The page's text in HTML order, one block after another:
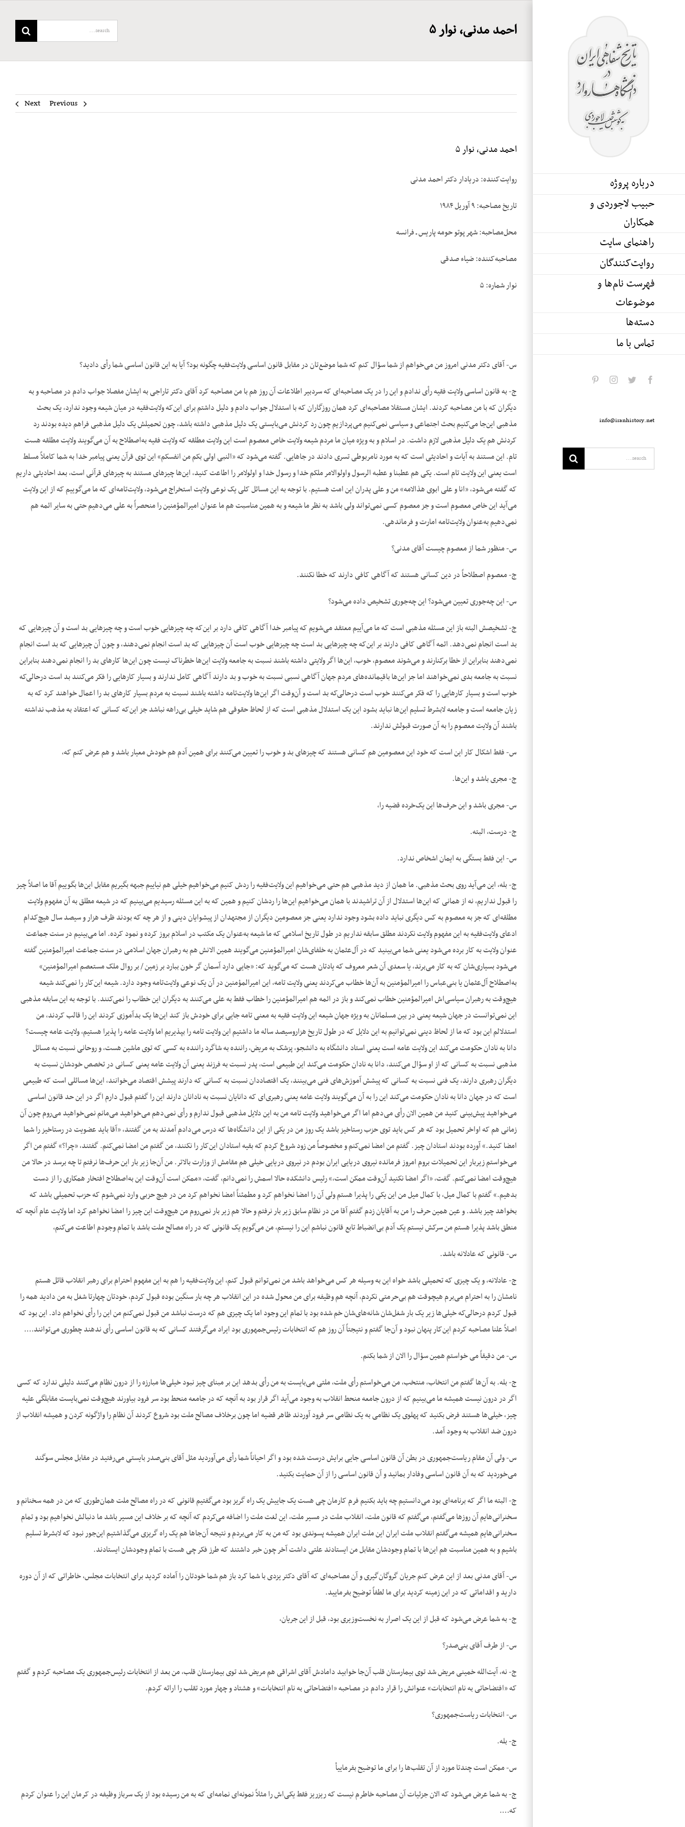
درباره پروژه
حبیب لاجوردی و
همکاران
راهنمای سایت
روایت‌کنندگان
فهرست نام‌ها و
موضوعات
دسته‌ها
تماس با ما
facebook
twitter
instagram
info@iranhistory.net
احمد مدنی، نوار ۵
Search
for:
Previous
Next
احمد مدنی، نوار ۵
روایت‌کننده: دریادار دکتر احمد مدنی
تاریخ مصاحبه: ۹ آوریل ۱۹۸۴
محل‌مصاحبه: شهر پوتو حومه پاریس ـ فرانسه
مصاحبه‌کننده: ضیاء صدقی
نوار شماره: ۵
س- آقای دکتر مدنی امروز من می‌خواهم از شما سؤال کنم که شما موضع‌تان در مقابل قانون اساسی ولایت‌فقیه چگونه بود؟ آیا به این قانون اساسی شما رأی دادید؟
ج- به قانون اساسی ولایت فقیه رأی ندادم و این را در یک مصاحبه‌ای که سردبیر اطلاعات آن روز هم با من مصاحبه کرد آقای دکتر تاراجی به ایشان مفصلا جواب دادم در مصاحبه و به
دیگران که با من مصاحبه کردند. ایشان مستقلا مصاحبه‌ای کرد همان روزگاران که با استدلال جواب دادم و دلیل داشتم برای این‌که ولایت‌فقیه در میان شیعه وجود ندارد، یک بحث
مذهبی این‌جا می‌کنیم بحث اجتماعی و سیاسی نمی‌کنیم می‌پردازیم چون رد کردنش می‌بایستی یک دلیل مذهبی داشته باشد، چون تحمیلش یک دلیل مذهبی فراهم دیده بودند رد
کردنش هم یک دلیل مذهبی لازم داشت. در اسلام و به ویژه میان ما مردم شیعه ولایت خاص معصوم است این ولایت مطلقه که ولایت فقیه به‌اصطلاح به آن می‌گویند ولایت مطلقه هست
تام. این مستند به آیات و احادیثی است که به مورد نامربوطی تسری دادند در جاهایی. گفته می‌شود که «النبی اولی بکم من انفسکم» این توی قرآن یعنی پیامبر خدا به شما کاملاً مسلط
است یعنی این ولایت تام است. یکی هم عطبنا و عطبه الرسول واولوالامر ملکم خدا و رسول خدا و اولولامر را اطاعت کنید، این‌ها چیزهای مستند به چیزهای قرآنی است، بعد احادیثی داریم
که گفته می‌شود، «انا و علی ابوی هذالامه» من و علی پدران این امت هستیم. با توجه به این مسائل کلی یک نوعی ولایت استخراج می‌شود، ولایت‌تامه‌ای که ما می‌گوییم که از این ولایت
می‌آید این خاص معصوم است و جز معصوم کسی نمی‌تواند ولی باشد به نظر ما شیعه و به همین مناسبت هم ما عنوان امیرالمؤمنین را منحصراً به علی می‌دهیم حتی به سایر ائمه هم
نمی‌دهیم به‌عنوان ولایت‌تامه امارت و فرماندهی.
س- منظور شما از معصوم چیست آقای مدنی؟
ج- معصوم اصطلاحاً در دین کسانی هستند که آگاهی کافی دارند که خطا نکنند.
س- این چه‌جوری تعیین می‌شود؟ این چه‌جوری تشخیص داده می‌شود؟
ج- تشخیصش البته باز این مسئله مذهبی است که ما می‌آییم معتقد می‌شویم که پیامبر خدا آگاهی کافی دارد بر این‌که چه چیزهایی خوب است و چه چیزهایی بد است و آن چیزهایی که
بد است انجام نمی‌دهد. ائمه آگاهی کافی دارند بر این‌که چه چیزهایی بد است چه چیزهایی خوب است آن چیزهایی که بد است انجام نمی‌دهند، و چون آن چیزهایی که بد است انجام
نمی‌دهند بنابراین از خطا برکنارند و می‌شوند معصوم، خوب، این‌ها اگر ولایتی داشته باشند نسبت به جامعه ولایت این‌ها خطرناک نیست چون این‌ها کارهای بد را انجام نمی‌دهند بنابراین
نسبت به جامعه بدی نمی‌خواهند اما جز این‌ها باقیمانده‌های مردم جهان آگاهی نسبی نسبت به خوب و بد دارند آگاهی کامل ندارند و بسیار کارهایی را فکر می‌کنند بد است درحالی‌که
خوب است و بسیار کارهایی را که فکر می‌کنند خوب است درحالی‌که بد است و آن‌وقت اگر این‌ها ولایت‌تامه داشته باشند نسبت به مردم بسیار کارهای بد را اعمال خواهند کرد که به
زیان جامعه است و جامعه لابشرط تسلیم این‌ها نباید بشود این یک استدلال مذهبی است که از لحاظ حقوقی هم شاید خیلی بی‌راهه نباشد جز این‌که کسانی که اعتقاد به مذهب نداشته
باشند آن ولایت معصوم را به آن صورت قبولش ندارند.
س- فقط اشکال کار این است که خود این معصومین هم کسانی هستند که چیزهای بد و خوب را تعیین می‌کنند برای همین آدم هم خودش معیار باشد و هم عرض کنم که،
ج- مجری باشد و این‌ها.
س- مجری باشد و این حرف‌ها این یک‌خرده قضیه را،
ج- درست، البته.
س- این فقط بستگی به ایمان اشخاص ندارد.
ج- بله، این می‌آید روی بحث مذهبی. ما همان از دید مذهبی هم حتی می‌خواهیم این ولایت‌فقیه را ردش کنیم می‌خواهیم خیلی هم نیاییم جبهه بگیریم مقابل این‌ها بگوییم آقا ما اصلاً چیز
را قبول نداریم، نه از همانی که این‌ها استدلال از آن تراشیدند با همان می‌خواهیم این‌ها را ردشان کنیم و همین که به این مسئله رسیدیم می‌بینیم که در شیعه مطلق به آن مفهوم ولایت
مطلقه‌ای که جز به معصوم به کس دیگری نباید داده بشود وجود ندارد یعنی جز معصومین دیگران از مجتهدان از پیشوایان دینی و از هر چه که بودند ظرف هزار و سیصد سال هیچ‌کدام
ادعای ولایت‌فقیه به این مفهوم ولایت‌ نکردند مطلق سابقه نداریم در طول تاریخ اسلامی که ما شیعه به‌عنوان یک مکتب در اسلام بروز کرده و نمود کرده. اما می‌بینیم در سنت جماعت
عنوان ولایت به کار برده می‌شود یعنی شما می‌بینید که در آل‌عثمان به خلفای‌شان امیرالمؤمنین می‌گویند همین الانش هم به رهبران جهان اسلامی در سنت جماعت امیرالمؤمنین گفته
می‌شود بسیاری‌شان که به کار می‌برند، یا سعدی آن شعر معروف که یادتان هست که می‌گوید که: «جایی دارد آسمان گر خون ببارد بر زمین / بر روال ملک مستعصم امیرالمؤمنین»
به‌اصطلاح آل‌عثمان یا بنی‌عباس را امیرالمؤمنین به آن‌ها خطاب می‌کردند یعنی ولایت تامه، این امیرالمؤمنین در آن یک نوعی ولایت‌تامه وجود دارد. شیعه این‌کار را نمی‌کند شیعه
هیچ‌وقت به رهبران سیاسی‌اش امیرالمؤمنین خطاب نمی‌کند و باز در ائمه هم امیرالمؤمنین را خطاب فقط به علی می‌کنند به دیگران این خطاب را نمی‌کنند. با توجه به این سابقه مذهبی
این نمی‌توانست در جهان شیعه یعنی در بین مسلمانان به ویژه جهان شیعه این ولایت فقیه به معنی تامه جایی برای خودش باز کند این‌ها یک بدآموزی کردند این را قالب کردند، من
استدلالم این بود که ما از لحاظ دینی نمی‌توانیم به این دلایل که در طول تاریخ هزاروسیصد ساله ما داشتیم این ولایت تامه را بپذیریم اما ولایت عامه را پذیرا هستیم، ولایت عامه چیست؟
دانا به نادان حکومت می‌کند این ولایت عامه است یعنی استاد دانشگاه به دانشجو، پزشک به مریض، راننده به شاگرد راننده به کسی که توی ماشین هست، و روحانی نسبت به مسائل
مذهبی نسبت به کسانی که از او سؤال می‌کنند، دانا به نادان حکومت می‌کند این طبیعی است، پدر نسبت به فرزند یعنی آن ولایت عامه یعنی کسانی در تخصص خودشان نسبت به
دیگران رهبری دارند، یک فنی نسبت به کسانی که پیشش آموزش‌های فنی می‌بینند، یک اقتصاددان نسبت به کسانی که دارند پیشش اقتصاد می‌خوانند، این‌ها مسائلی است که طبیعی
است که در جهان دانا به نادان حکومت می‌کند این را به آن می‌گویند ولایت‌ عامه یعنی رهبری‌ای که دانایان نسبت به نادانان دارند این را گفتم قبول دارم اگر در این حد قانون اساسی
می‌خواهید پیش‌بینی کنید من همین الان رأی می‌دهم اما اگر می‌خواهید ولایت تامه من به این دلایل مذهبی قبول ندارم و رأی نمی‌دهم می‌خواهید می‌مانم نمی‌خواهید می‌روم چون آن
زمانی هم که اواخر تحمیل بود که هر کس باید توی حزب رستاخیز باشد یک روز من در یکی از این دانشگاه‌ها که درس می‌دادم آمدند به من گفتند، «آقا باید عضویت در رستاخیز را شما
امضا کنید.» آورده بودند استادان چیز. گفتم من امضا نمی‌کنم و مخصوصاً من زود شروع کردم که بقیه استادان این‌کار را نکنند، من گفتم من امضا نمی‌کنم. گفتند، «چرا؟» گفتم من اگر
می‌خواستم زیربار این تحمیلات بروم امروز فرمانده نیروی دریایی ایران بودم در نیروی دریایی خیلی هم مقامش از وزارت بالاتر. من آن‌جا زیر بار این حرف‌ها نرفتم تا چه برسد در حالا من
هیچ‌وقت امضا نمی‌کنم. گفت، «اگر امضا نکنید آن‌وقت ممکن است،» رئیس دانشکده حالا اسمش را نمی‌دانم، گفت، «ممکن است آن‌وقت این به‌اصطلاح افتخار همکاری را از دست
بدهیم.» گفتم با کمال میل، با کمال میل من این یکی را پذیرا هستم ولی آن را امضا نخواهم کرد و مطمئناً امضا نخواهم کرد من در هیچ حزبی وارد نمی‌شوم که حزب تحمیلی باشد که
بخواهد چیز باشد. و عین همین حرف را من به آقایان زدم گفتم آقا من در نظام سابق زیر بار نرفتم و حالا هم زیر بار نمی‌روم من هیچ‌وقت این چیز را امضا نخواهم کرد اما ولایت عام آنچه که
منطق باشد پذیرا هستم من سرکش نیستم یک آدم بی‌انضباط تابع قانون نباشم این را نیستم، من می‌گویم یک قانونی که در راه مصالح ملت باشد با تمام وجودم اطاعت می‌کنم،
س- قانونی که عادلانه باشد.
ج- عادلانه، و یک چیزی که تحمیلی باشد خواه این به وسیله هر کس می‌خواهد باشد من نمی‌توانم قبول کنم، این ولایت‌فقیه را هم به این مفهوم احترام برای رهبر انقلاب قائل هستم
نامشان را به احترام می‌برم هیچوقت هم بی‌حرمتی نکردم، آنچه هم وظیفه برای من محول شده در این انقلاب هر چه بار سنگین بوده قبول کردم، خودتان چهارتا شغل به من دادید همه را
قبول کردم درحالی‌که خیلی‌ها زیر یک بار شغل‌شان شانه‌های‌شان خم شده بود با تمام این وجود اما یک چیزی هم که درست نباشد من قبول نمی‌کنم من این را رأی نخواهم داد. این بود که
اصلاً علنا مصاحبه کردم این‌کار پنهان نبود و آن‌جا گفتم و نتیجتاً آن روز هم که انتخابات رئیس‌جمهوری بود ایراد می‌گرفتند کسانی که به قانون اساسی رأی ندهند چطوری می‌توانند….
س- من دقیقاً می خواستم همین سؤال را الان از شما بکنم.
ج- بله. به آن‌ها گفتم من انتخاب، منتخب، من می‌خواستم رأی ملت، ملتی می‌بایست به من رأی بدهد این بر مبنای چیز نبود خیلی‌ها مبارزه را از درون نظام می‌کنند دلیلی ندارد که کسی
اگر در درون نیست همیشه ما می‌بینیم که از درون جامعه منحط انقلاب به وجود می‌آید اگر قرار بود به آنچه که در جامعه منحط بود سر فرود بیاورند هیچ‌وقت نمی‌بایست مقابلگی علیه
چیز، خیلی‌ها هستند فرض بکنید که پهلوی یک نظامی به یک نظامی سر فرود آوردند ظاهر قضیه اما چون برخلاف مصالح ملت بود شروع کردند آن نظام را واژگونه کردن و همیشه انقلاب از
درون ضد انقلاب به وجود آمد.
س- ولی آن مقام ریاست‌جمهوری در بطن آن قانون اساسی جایی برایش درست شده بود و اگر احیاناً شما رأی می‌آوردید مثل آقای بنی‌صدر بایستی می‌رفتید در مقابل مجلس سوگند
می‌خوردید که به آن قانون اساسی وفادار بمانید و آن قانون اساسی را از آن حمایت بکنید.
ج- البته ما اگر که برنامه‌ای بود می‌دانستیم چه باید بکنیم فرم کارمان چی هست یک جاییش یک راه گریز بود می‌گفتیم قانونی که در راه مصالح ملت همان‌طوری که من در همه سخنانم و
سخنرانی‌هایم آن روزها می‌گفتم، می‌گفتم که قانون ملت، انقلاب ملت در مسیر ملت، این لغت ملت را اضافه می‌کردم که آنچه که بر خلاف این مسیر باشد ما دنبالش نخواهیم بود و تمام
سخنرانی‌هایم همیشه می‌گفتم انقلاب ملت ایران این ملت ایران همیشه پسوندی بود که من به کار می‌بردم و نتیجه آن‌جاها هم یک راه گریزی می‌گذاشتیم این‌جور نبود که لابشرط تسلیم
باشیم و به همین مناسبت هم این‌ها با تمام وجودشان مقابل من ایستادند علتی داشت آخر چون خبر داشتند که طرز فکر چی هست با تمام وجودشان ایستادند.
س- آقای مدنی بعد از این عرض کنم جریان گروگان‌گیری و آن مصاحبه‌ای که آقای دکتر یزدی با شما کرد باز هم شما خودتان را آماده کردید برای انتخابات مجلس، خاطراتی که از آن دوره
دارید و اقداماتی که در این زمینه کردید برای ما لطفاً توضیح بفرمایید.
ج- به شما عرض می‌شود که قبل از این یک اصرار به نخست‌وزیری بود، قبل از این جریان،
س- از طرف آقای بنی‌صدر؟
ج- نه، آیت‌الله خمینی مریض شد توی بیمارستان قلب آن‌جا خوابید دامادش آقای اشراقی هم مریض شد توی بیمارستان قلب، من بعد از انتخابات رئیس‌جمهوری یک مصاحبه کردم و گفتم
که «افتضاحاتی به نام انتخابات» عنوانش را قرار دادم در مصاحبه «افتضاحاتی به نام انتخابات» و هشتاد و چهار مورد تقلب را ارائه کردم.
س- انتخابات ریاست‌جمهوری؟
ج- بله.
س- ممکن است چندتا مورد از آن تقلب‌ها را برای ما توضیح بفرماییأ‌
ج- به شما عرض می‌شود که الان جزئیات آن مصاحبه خاطرم نیست که ریزریز فقط یکی‌اش را مثلاً نمونه‌ای نمامه‌ای که به من رسیده بود از یک سرباز وظیفه در کرمان این را عنوان کردم
که….